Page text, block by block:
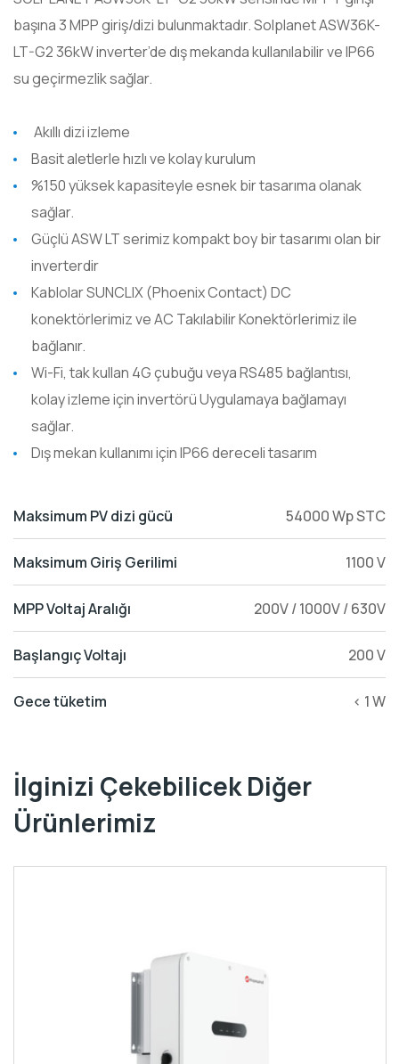
başına 3 MPP giriş/dizi bulunmaktadır. Solplanet ASW36K-
LT-G2 36kW inverter’de dış mekanda kullanılabilir ve IP66
su geçirmezlik sağlar.
Akıllı dizi izleme
Basit aletlerle hızlı ve kolay kurulum
%150 yüksek kapasiteyle esnek bir tasarıma olanak
sağlar.
Güçlü ASW LT serimiz kompakt boy bir tasarımı olan bir
inverterdir
Kablolar SUNCLIX (Phoenix Contact) DC
konektörlerimiz ve AC Takılabilir Konektörlerimiz ile
bağlanır.
Wi-Fi, tak kullan 4G çubuğu veya RS485 bağlantısı,
kolay izleme için invertörü Uygulamaya bağlamayı
sağlar.
Dış mekan kullanımı için IP66 dereceli tasarım
Maksimum PV dizi gücü 54000 Wp STC
Maksimum Giriş Gerilimi 1100 V
MPP Voltaj Aralığı 200V / 1000V / 630V
Başlangıç Voltajı 200 V
Gece tüketim < 1 W
İlginizi Çekebilicek Diğer
Ürünlerimiz